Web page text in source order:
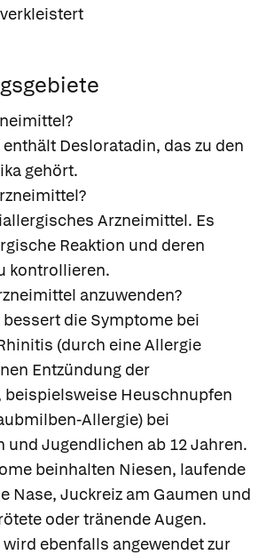
enthält Desloratadin, das zu den
gehört.
Arzneimittel. Es
Reaktion und deren
kontrollieren.
anzuwenden?
bessert die Symptome bei
(durch eine Allergie
Entzündung der
beispielsweise Heuschnupfen
Allergie) bei
und Jugendlichen ab 12 Jahren.
beinhalten Niesen, laufende
Nase, Juckreiz am Gaumen und
oder tränende Augen.
ebenfalls angewendet zur